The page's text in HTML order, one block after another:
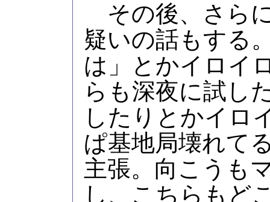
その後、さら
疑いの話もする
は」とかイロイ
らも深夜に試し
したりとかイロ
ぱ基地局壊れて
主張。向こうも
し、こちらもど